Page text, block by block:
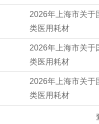
2026年上海市关于
类医用耗材
2026年上海市关于
类医用耗材
2026年上海市关于
类医用耗材